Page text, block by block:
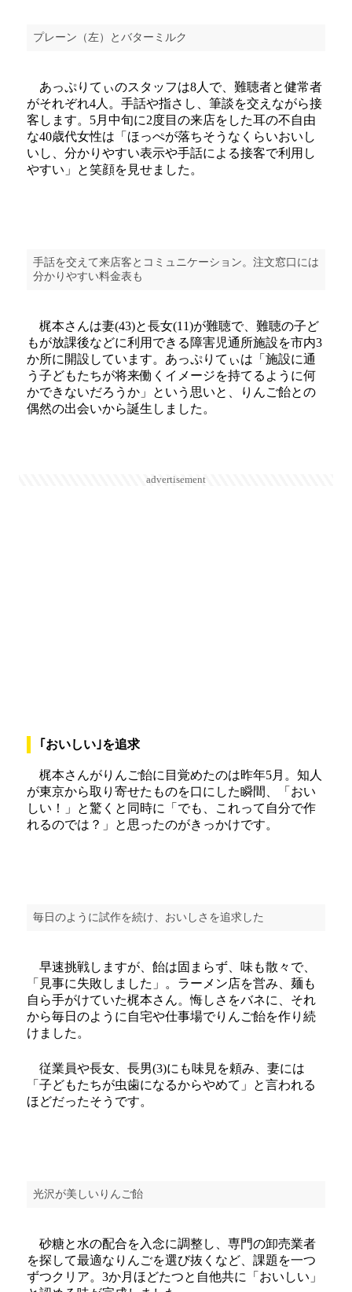
プレーン（左）とバターミルク
あっぷりてぃのスタッフは8人で、難聴者と健常者
がそれぞれ4人。手話や指さし、筆談を交えながら接
客します。5月中旬に2度目の来店をした耳の不自由
な40歳代女性は「ほっぺが落ちそうなくらいおいし
いし、分かりやすい表示や手話による接客で利用し
やすい」と笑顔を見せました。
手話を交えて来店客とコミュニケーション。注文窓口には
分かりやすい料金表も
梶本さんは妻(43)と長女(11)が難聴で、難聴の子ど
もが放課後などに利用できる障害児通所施設を市内3
か所に開設しています。あっぷりてぃは「施設に通
う子どもたちが将来働くイメージを持てるように何
かできないだろうか」という思いと、りんご飴との
偶然の出会いから誕生しました。
advertisement
｢おいしい｣を追求
梶本さんがりんご飴に目覚めたのは昨年5月。知人
が東京から取り寄せたものを口にした瞬間、「おい
しい！」と驚くと同時に「でも、これって自分で作
れるのでは？」と思ったのがきっかけです。
毎日のように試作を続け、おいしさを追求した
早速挑戦しますが、飴は固まらず、味も散々で、
「見事に失敗しました」。ラーメン店を営み、麺も
自ら手がけていた梶本さん。悔しさをバネに、それ
から毎日のように自宅や仕事場でりんご飴を作り続
けました。
従業員や長女、長男(3)にも味見を頼み、妻には
「子どもたちが虫歯になるからやめて」と言われる
ほどだったそうです。
光沢が美しいりんご飴
砂糖と水の配合を入念に調整し、専門の卸売業者
を探して最適なりんごを選び抜くなど、課題を一つ
ずつクリア。3か月ほどたつと自他共に「おいしい」